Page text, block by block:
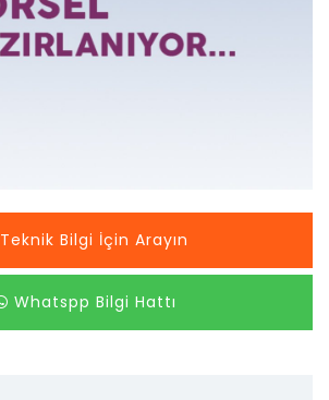
Teknik Bilgi İçin Arayın
Whatspp Bilgi Hattı